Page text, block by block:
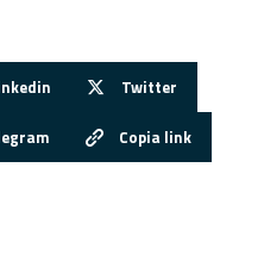
Twitter
Copia link